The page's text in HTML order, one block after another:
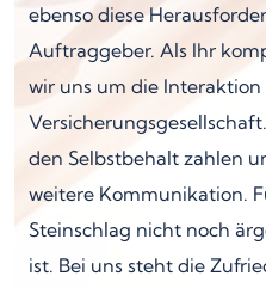
ebenso diese
Auftraggeber. Als Ihr
wir uns um die
den Selbstbehalt zahlen
weitere Kommunikation.
Steinschlag nicht noch
ist. Bei uns steht die